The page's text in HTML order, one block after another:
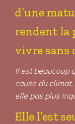
d’une
rendent la
vivre sans
Il est beaucoup
cause du
elle pas plus
Elle l’est